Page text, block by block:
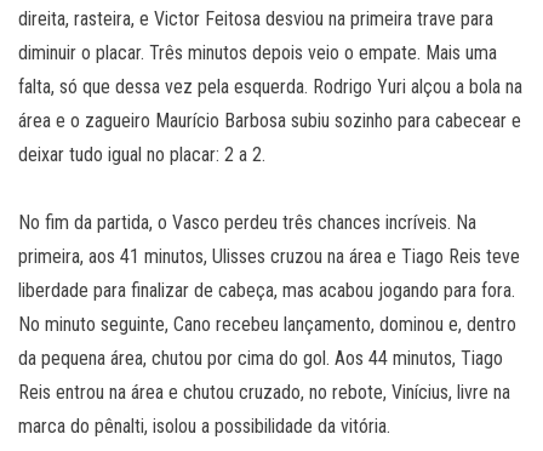
direita, rasteira, e Victor Feitosa desviou na primeira trave para
diminuir o placar. Três minutos depois veio o empate. Mais uma
falta, só que dessa vez pela esquerda. Rodrigo Yuri alçou a bola na
área e o zagueiro Maurício Barbosa subiu sozinho para cabecear e
deixar tudo igual no placar: 2 a 2.
No fim da partida, o Vasco perdeu três chances incríveis. Na
primeira, aos 41 minutos, Ulisses cruzou na área e Tiago Reis teve
liberdade para finalizar de cabeça, mas acabou jogando para fora.
No minuto seguinte, Cano recebeu lançamento, dominou e, dentro
da pequena área, chutou por cima do gol. Aos 44 minutos, Tiago
Reis entrou na área e chutou cruzado, no rebote, Vinícius, livre na
marca do pênalti, isolou a possibilidade da vitória.